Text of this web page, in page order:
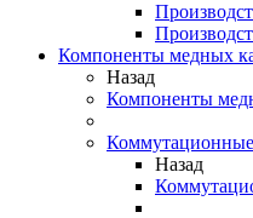
Компоненты медных
Назад
Компоненты
Назад